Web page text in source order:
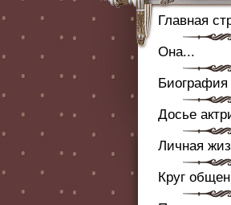
Главная
Она...
Досье
Личная
Круг